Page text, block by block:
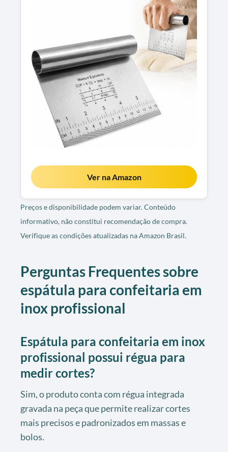
Ver na Amazon
Preços e disponibilidade podem variar. Conteúdo
informativo, não constitui recomendação de compra.
Verifique as condições atualizadas na Amazon Brasil.
Perguntas Frequentes sobre
espátula para confeitaria em
inox profissional
Espátula para confeitaria em inox
profissional possui régua para
medir cortes?
Sim, o produto conta com régua integrada
gravada na peça que permite realizar cortes
mais precisos e padronizados em massas e
bolos.